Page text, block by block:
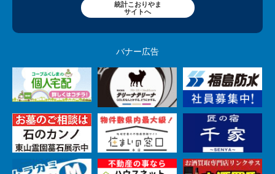
統計こおりやま
サイトへ
バナー広告